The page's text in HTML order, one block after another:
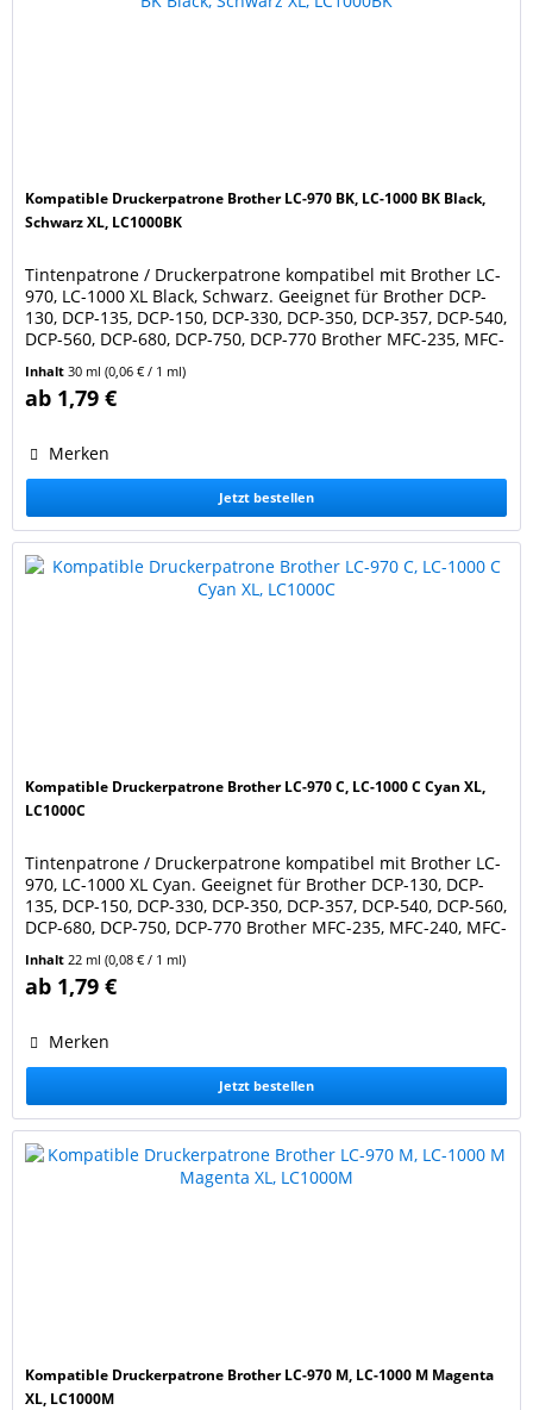
Kompatible Druckerpatrone Brother LC-970 BK, LC-1000 BK Black,
Schwarz XL, LC1000BK
Tintenpatrone / Druckerpatrone kompatibel mit Brother LC-
970, LC-1000 XL Black, Schwarz. Geeignet für Brother DCP-
130, DCP-135, DCP-150, DCP-330, DCP-350, DCP-357, DCP-540,
DCP-560, DCP-680, DCP-750, DCP-770 Brother MFC-235, MFC-
845, MFC-885, MFC-3360, MFC-5460 Farbe: schwarz / black.
Füllmenge: 30 ml. Ersetzt Original...
Inhalt30 ml(0,06 € / 1 ml)
ab 1,79 €
Merken
Jetzt bestellen
Kompatible Druckerpatrone Brother LC-970 C, LC-1000 C Cyan XL,
LC1000C
Tintenpatrone / Druckerpatrone kompatibel mit Brother LC-
970, LC-1000 XL Cyan. Geeignet für Brother DCP-130, DCP-
135, DCP-150, DCP-330, DCP-350, DCP-357, DCP-540, DCP-560,
DCP-680, DCP-750, DCP-770 Brother MFC-235, MFC-240, MFC-
885, MFC-3360, MFC-5460 Farbe: cyan / blau. Füllmenge: 22
ml. Ersetzt Original Brother...
Inhalt22 ml(0,08 € / 1 ml)
ab 1,79 €
Merken
Jetzt bestellen
Kompatible Druckerpatrone Brother LC-970 M, LC-1000 M Magenta
XL, LC1000M